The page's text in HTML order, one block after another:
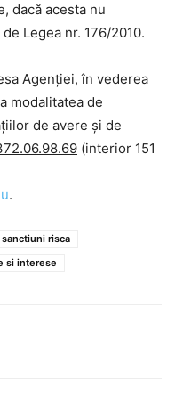
dacă acesta nu
Legea nr. 176/2010.
Agenției, în vederea
modalitatea de
de avere și de
(interior 151
.
risca
si interese